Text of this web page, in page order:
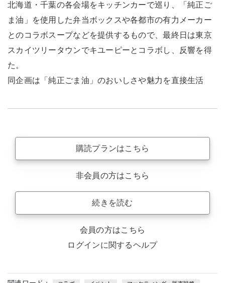
北海道・千葉の各会場をキッチンカーで巡り、「純正ご
ま油」を使用した弁当ボックスや各都市の有力メーカー
とのコラボスープなどを提供するもので、最終日は東京
スカイツリータウンでキユーピーとコラボし、反響を得
た。
同企画は「純正ごま油」のおいしさや魅力を直接生活
購読プランはこちら
非会員の方はこちら
続きを読む
会員の方はこちら
ログインに関するヘルプ